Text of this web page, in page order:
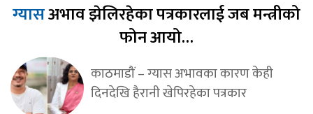
ग्यासअभाव झेलिरहेका पत्रकारलाई जब मन्त्रीको
फोन आयो…
काठमाडौं – ग्यास अभावका कारण केही
दिनदेखि हैरानी खेपिरहेका पत्रकार